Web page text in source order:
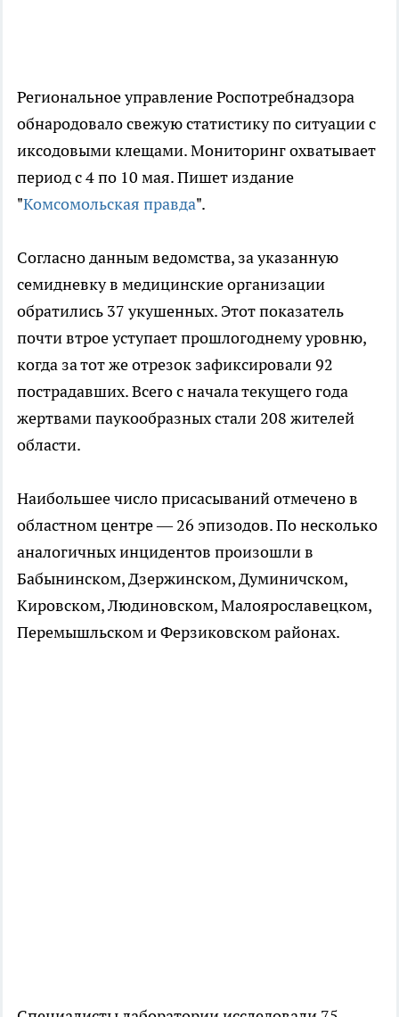
Региональное управление Роспотребнадзора
обнародовало свежую статистику по ситуации с
иксодовыми клещами. Мониторинг охватывает
период с 4 по 10 мая. Пишет издание
"Комсомольская правда".
Согласно данным ведомства, за указанную
семидневку в медицинские организации
обратились 37 укушенных. Этот показатель
почти втрое уступает прошлогоднему уровню,
когда за тот же отрезок зафиксировали 92
пострадавших. Всего с начала текущего года
жертвами паукообразных стали 208 жителей
области.
Наибольшее число присасываний отмечено в
областном центре — 26 эпизодов. По несколько
аналогичных инцидентов произошли в
Бабынинском, Дзержинском, Думиничском,
Кировском, Людиновском, Малоярославецком,
Перемышльском и Ферзиковском районах.